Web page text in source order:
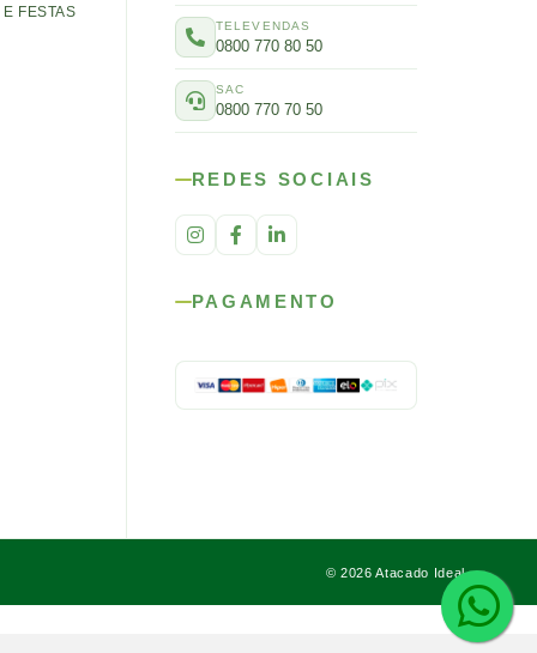
FESTAS
TELEVENDAS
0800 770 80 50
SAC
0800 770 70 50
REDES SOCIAIS
PAGAMENTO
© 2026 Atacado Ideal